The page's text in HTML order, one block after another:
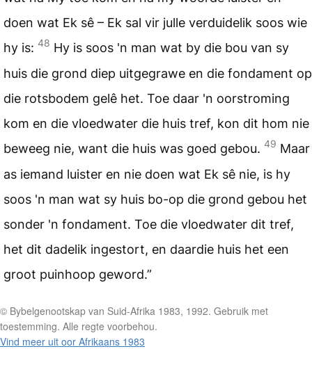
doen wat Ek sê – Ek sal vir julle verduidelik soos wie
hy is: 48 Hy is soos 'n man wat by die bou van sy
huis die grond diep uitgegrawe en die fondament op
die rotsbodem gelê het. Toe daar 'n oorstroming
kom en die vloedwater die huis tref, kon dit hom nie
beweeg nie, want die huis was goed gebou. 49 Maar
as iemand luister en nie doen wat Ek sê nie, is hy
soos 'n man wat sy huis bo-op die grond gebou het
sonder 'n fondament. Toe die vloedwater dit tref,
het dit dadelik ingestort, en daardie huis het een
groot puinhoop geword.”
© Bybelgenootskap van Suid-Afrika 1983, 1992. Gebruik met
toestemming. Alle regte voorbehou.
Vind meer uit oor Afrikaans 1983